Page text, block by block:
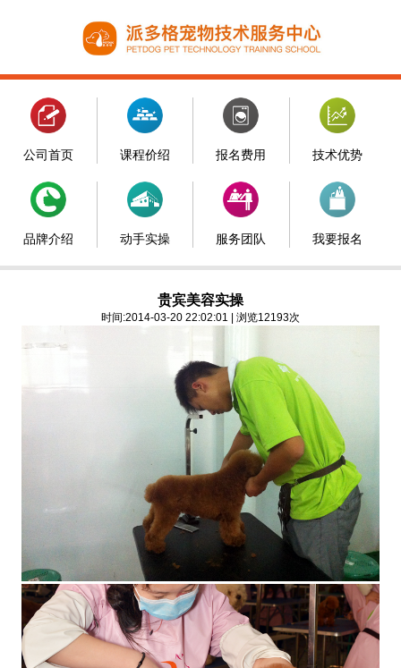
公司首页 课程价绍 报名费用 技术优势
品牌介绍 动手实操 服务团队 我要报名
贵宾美容实操
时间:2014-03-20 22:02:01 | 浏览12193次